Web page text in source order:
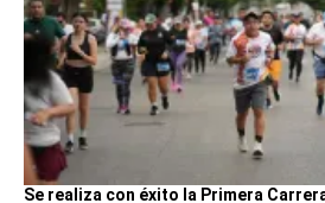
Se realiza con éxito la Primera